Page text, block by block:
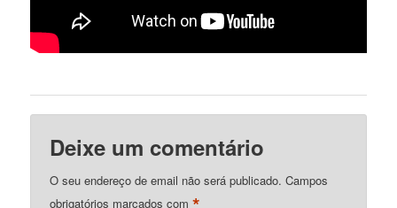
Deixe um comentário
O seu endereço de email não será publicado. Campos
obrigatórios marcados com